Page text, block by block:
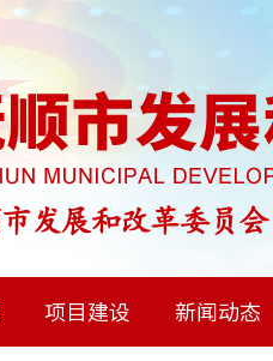
项目建设 新闻动态